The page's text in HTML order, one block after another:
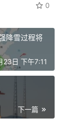
0
降雪过程将
23日 下午7:11
下一篇